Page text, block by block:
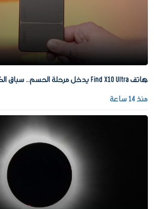
هاتف Find X10 Ultra يدخل مرحلة الحسم.. سباق الكاميرات يشتعل
منذ 14 ساعة